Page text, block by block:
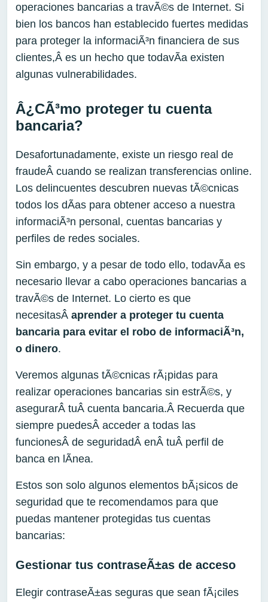
operaciones bancarias a travÃ©s de Internet. Si
bien los bancos han establecido fuertes medidas
para proteger la informaciÃ³n financiera de sus
clientes,Â es un hecho que todavÃ­a existen
algunas vulnerabilidades.
Â¿CÃ³mo proteger tu cuenta
bancaria?
Desafortunadamente, existe un riesgo real de
fraudeÂ cuando se realizan transferencias online.
Los delincuentes descubren nuevas tÃ©cnicas
todos los dÃ­as para obtener acceso a nuestra
informaciÃ³n personal, cuentas bancarias y
perfiles de redes sociales.
Sin embargo, y a pesar de todo ello, todavÃ­a es
necesario llevar a cabo operaciones bancarias a
travÃ©s de Internet. Lo cierto es que
necesitasÂ aprender a proteger tu cuenta
bancaria para evitar el robo de informaciÃ³n,
o dinero.
Veremos algunas tÃ©cnicas rÃ¡pidas para
realizar operaciones bancarias sin estrÃ©s, y
asegurarÂ tuÂ cuenta bancaria.Â Recuerda que
siempre puedesÂ acceder a todas las
funcionesÂ de seguridadÂ enÂ tuÂ perfil de
banca en lÃ­nea.
Estos son solo algunos elementos bÃ¡sicos de
seguridad que te recomendamos para que
puedas mantener protegidas tus cuentas
bancarias:
Gestionar tus contraseÃ±as de acceso
Elegir contraseÃ±as seguras que sean fÃ¡ciles